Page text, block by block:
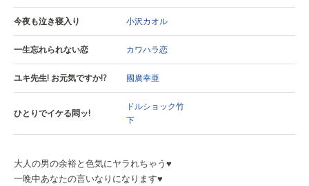
今夜も泣き寝入り 小沢カオル
一生忘れられない恋 カワハラ恋
ユキ先生! お元気ですか!? 國廣幸亜
ひとりでイケる悶ッ!
ドルショック竹
下
大人の男の余裕と色気にヤラれちゃう♥
一晩中あなたの言いなりになります♥